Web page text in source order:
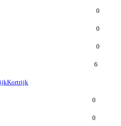
0
0
0
6
Kortrijk
0
0